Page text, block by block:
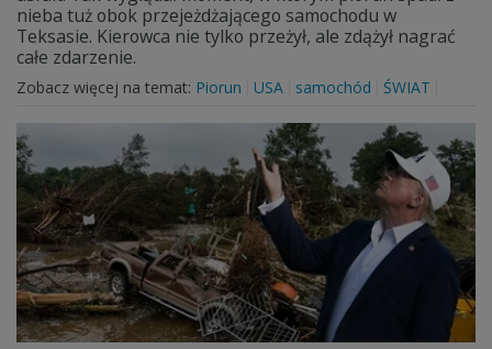
nieba tuż obok przejeżdżającego samochodu w
Teksasie. Kierowca nie tylko przeżył, ale zdążył nagrać
całe zdarzenie.
Zobacz więcej na temat: Piorun USA samochód ŚWIAT